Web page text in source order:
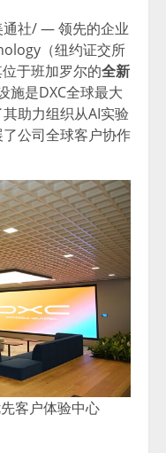
社/ — 领先的企业
（纽约证交所
于班加罗尔的全新
施是DXC全球最大
助力组织从AI实验
公司全球客户协作
客户体验中心